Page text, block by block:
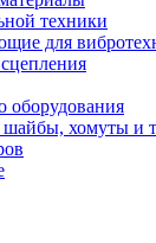
техники
для
оборудования
хомуты и